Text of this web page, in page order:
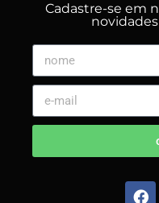
Cadastre-se em